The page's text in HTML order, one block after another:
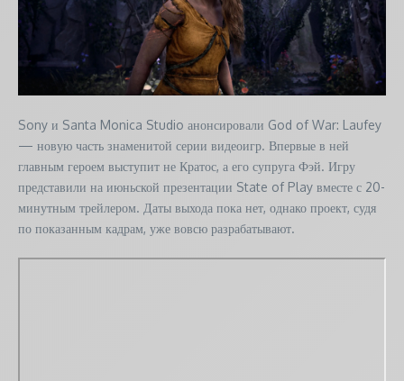
Sony и Santa Monica Studio анонсировали God of War: Laufey
— новую часть знаменитой серии видеоигр. Впервые в ней
главным героем выступит не Кратос, а его супруга Фэй. Игру
представили на июньской презентации State of Play вместе с 20-
минутным трейлером. Даты выхода пока нет, однако проект, судя
по показанным кадрам, уже вовсю разрабатывают.